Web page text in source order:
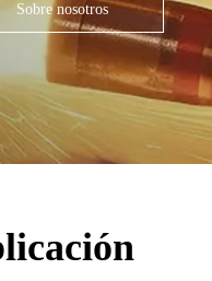
Sobre nosotros